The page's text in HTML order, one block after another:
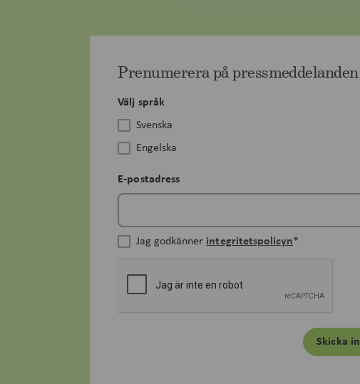
Prenumerera på pressmeddelanden
Välj språk
Svenska
Engelska
E-postadress
Jag godkänner integritetspolicyn*
Skicka in